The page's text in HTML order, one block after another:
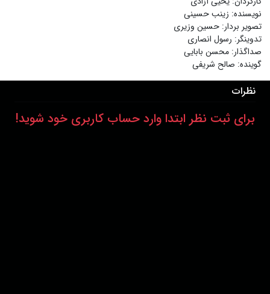
نویسنده: زینب حسینی
تصویر بردار: حسین وزیری
تدوینگر: رسول انصاری
صداگذار: محسن بابایی
گوینده: صالح شریفی
نظرات
برای ثبت نظر ابتدا وارد حساب کاربری خود شوید!